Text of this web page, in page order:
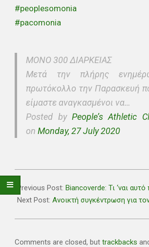
#peoplesomonia
#pacomonia
ΜΟΝΟ 300 ΔΙΑΡΚΕΙΑΣ
Μετά την πλήρης
πρωτόκολλο την Παρασκευή
είμαστε αναγκασμένοι να…
Posted by People’s Athletic
onMonday, 27 July 2020
2020-
07-
27
Previous Post: Biancoverde: Τι ‘ναι
Next Post: Ανοικτή συγκέντρωση για
Comments are closed, but trackbacks